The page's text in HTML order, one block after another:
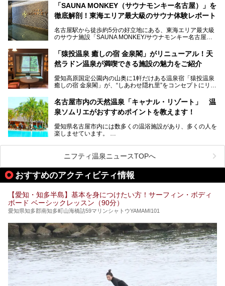
今回は、全面リニューアルして新しくなった「スパアクアス
そのため、「日々の仕事の疲れを心身ともにリセットした
い」「休日に時間を忘れて1日中ダラダラ過ごしたい」「コ
くある点が魅力です！
お好みの温泉施設を見つけて楽しんでくださいね。
「SAUNA MONKEY（サウナモンキー名古屋）」を
徹底解剖！東海エリア最大級のサウナ体験レポート
名古屋駅から徒歩約5分の好立地にある、東海エリア最大級
のサウナ施設「SAUNA MONKEY/サウナモンキー名古屋」
「名古屋駅周辺ってサウナが少ないよね」という声をよく耳
にするだけあり、アクセスの良さにも胸が高鳴ります。
今回は普段は男性専用となっているパブリックサウナが、女
さっそく取材してきました！
「猿投温泉 癒しの宿 金泉閣」がリニューアル！天
然ラドン温泉が満喫できる施設の魅力をご紹介
愛知高原国定公園内の山奥に1軒だけある温泉宿「猿投温泉
癒しの宿 金泉閣」が、“しあわせ隠れ里”をコンセプトにリニ
天然ラドン温泉が堪能できるお風呂や、新設・改装された客
室、地元の食材と温泉水で作られたお料理……。
ご紹介します。
名古屋市内の天然温泉「キャナル・リゾート」 温
泉ソムリエがおすすめポイントを教えます！
愛知県名古屋市内には数多くの温浴施設があり、多くの人を
楽しませています。
ムリエの目線で紹介していきます！
名古屋市内にはスーパー銭湯や日帰り温泉が多く、「どこに
行こうかな？」と悩んでしまう方も多いと思います。
ぜひこの記事を参考にして「キャナル・リゾート」に出かけ
てみるのはいかがでしょうか？
ニフティ温泉ニュースTOPへ
おすすめのアクティビティ情報
【愛知・知多半島】基本を身につけたい方！サーフィン・ボディ
ボード ベーシックレッスン（90分）
愛知県知多郡南知多町山海橋詰59マリンシャトウYAMAMI101